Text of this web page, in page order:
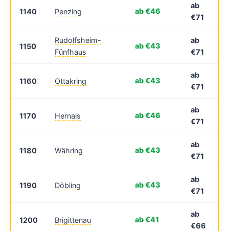
1140 Penzing ab €46
ab
€71
1150
Rudolfsheim-
Fünfhaus
ab €43
ab
€71
1160 Ottakring ab €43
ab
€71
1170 Hernals ab €46
ab
€71
1180 Währing ab €43
ab
€71
1190 Döbling ab €43
ab
€71
1200 Brigittenau ab €41
ab
€66